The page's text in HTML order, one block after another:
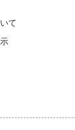
て